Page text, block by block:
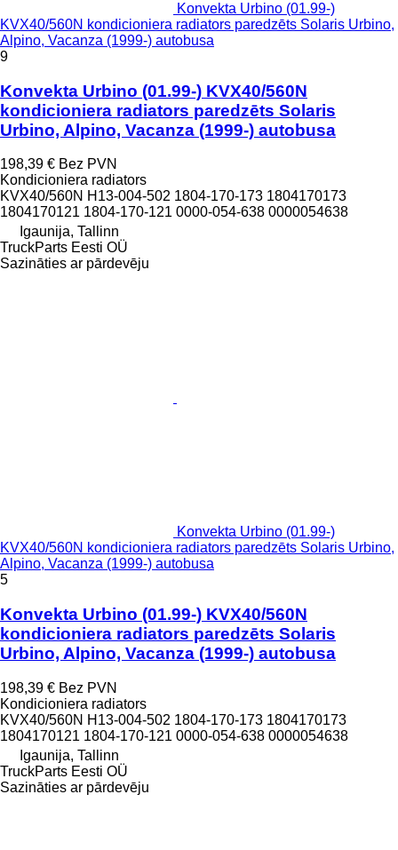
Konvekta Urbino (01.99-)
KVX40/560N kondicioniera radiators paredzēts Solaris Urbino,
Alpino, Vacanza (1999-) autobusa
9
Konvekta Urbino (01.99-) KVX40/560N
kondicioniera radiators paredzēts Solaris
Urbino, Alpino, Vacanza (1999-) autobusa
198,39 € Bez PVN
Kondicioniera radiators
KVX40/560N H13-004-502 1804-170-173 1804170173
1804170121 1804-170-121 0000-054-638 0000054638
Igaunija, Tallinn
TruckParts Eesti OÜ
Sazināties ar pārdevēju
Konvekta Urbino (01.99-)
KVX40/560N kondicioniera radiators paredzēts Solaris Urbino,
Alpino, Vacanza (1999-) autobusa
5
Konvekta Urbino (01.99-) KVX40/560N
kondicioniera radiators paredzēts Solaris
Urbino, Alpino, Vacanza (1999-) autobusa
198,39 € Bez PVN
Kondicioniera radiators
KVX40/560N H13-004-502 1804-170-173 1804170173
1804170121 1804-170-121 0000-054-638 0000054638
Igaunija, Tallinn
TruckParts Eesti OÜ
Sazināties ar pārdevēju